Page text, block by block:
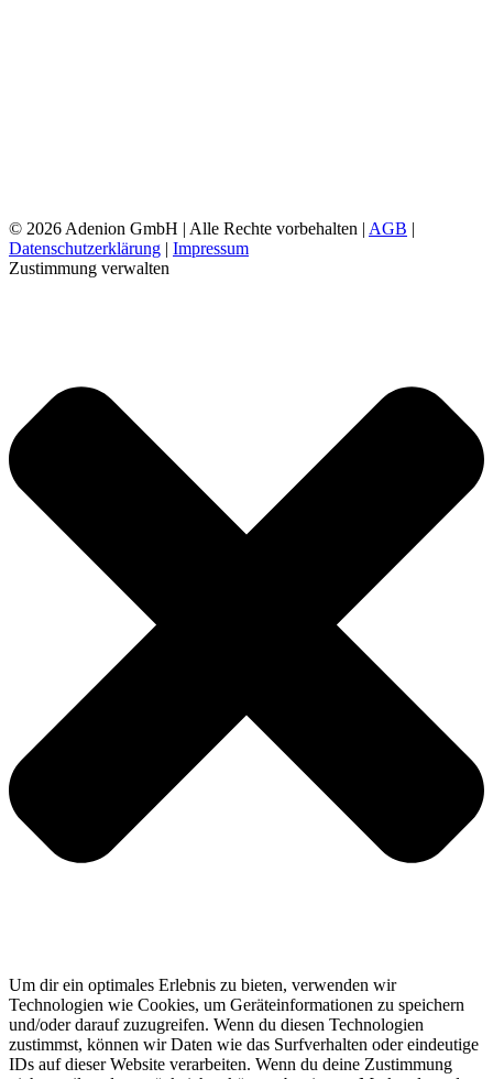
© 2026 Adenion GmbH | Alle Rechte vorbehalten | AGB |
Datenschutzerklärung | Impressum
Zustimmung verwalten
Um dir ein optimales Erlebnis zu bieten, verwenden wir
Technologien wie Cookies, um Geräteinformationen zu speichern
und/oder darauf zuzugreifen. Wenn du diesen Technologien
zustimmst, können wir Daten wie das Surfverhalten oder eindeutige
IDs auf dieser Website verarbeiten. Wenn du deine Zustimmung